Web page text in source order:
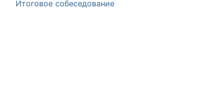
Итоговое собеседование